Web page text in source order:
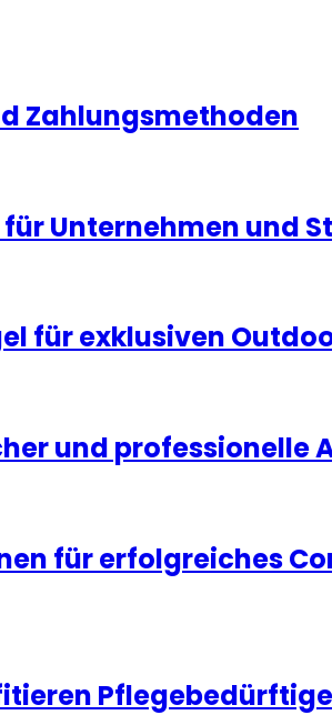
Zahlungsmethoden
für Unternehmen und
für exklusiven
und professionelle
für erfolgreiches